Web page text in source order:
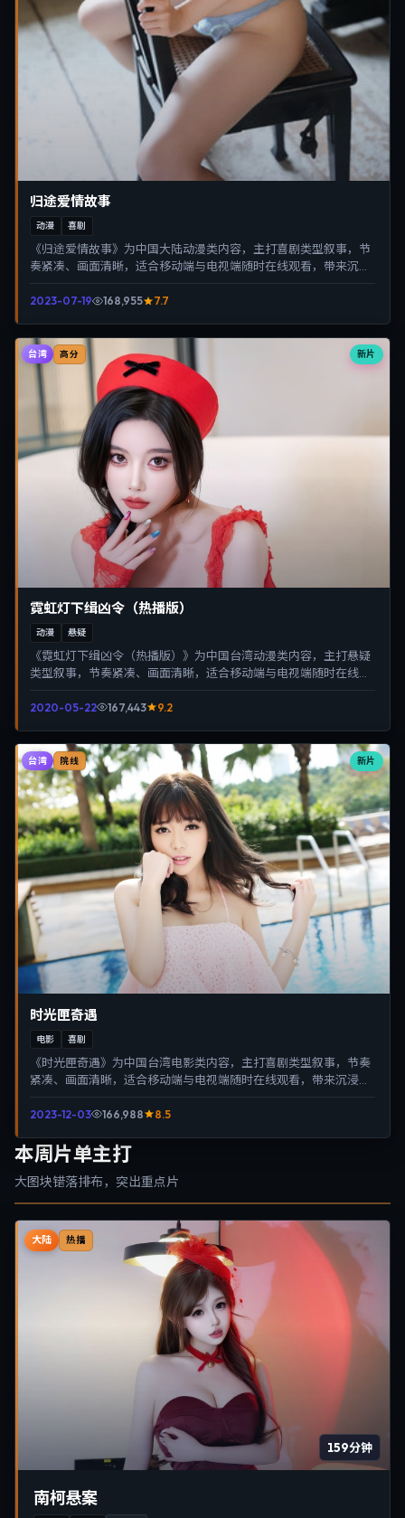
归途爱情故事
动漫 喜剧
《归途爱情故事》为中国大陆动漫类内容，主打喜剧类型叙事，节
奏紧凑、画面清晰，适合移动端与电视端随时在线观看，带来沉浸
2023-07-19 168,955 7.7
新片
台湾 高分
霓虹灯下缉凶令（热播版）
动漫 悬疑
《霓虹灯下缉凶令（热播版）》为中国台湾动漫类内容，主打悬疑
类型叙事，节奏紧凑、画面清晰，适合移动端与电视端随时在线观
2020-05-22 167,443 9.2
新片
台湾 院线
时光匣奇遇
电影 喜剧
《时光匣奇遇》为中国台湾电影类内容，主打喜剧类型叙事，节奏
紧凑、画面清晰，适合移动端与电视端随时在线观看，带来沉浸式
2023-12-03 166,988 8.5
本周片单主打
大图块错落排布，突出重点片
大陆 热播
159分钟
南柯悬案